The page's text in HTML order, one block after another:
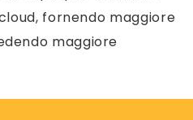
fornendo maggiore
maggiore